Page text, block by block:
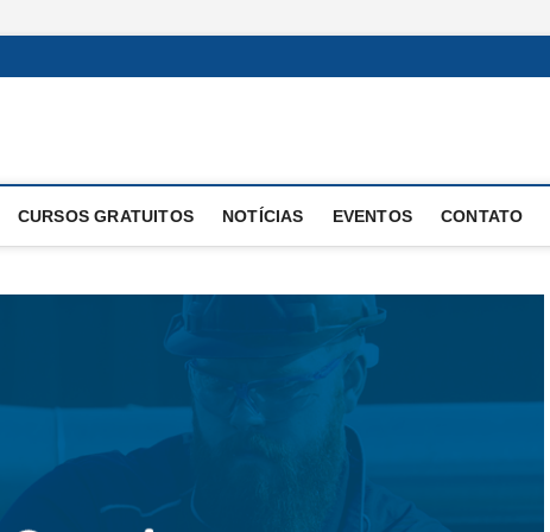
CURSOS GRATUITOS NOTÍCIAS EVENTOS CONTATO